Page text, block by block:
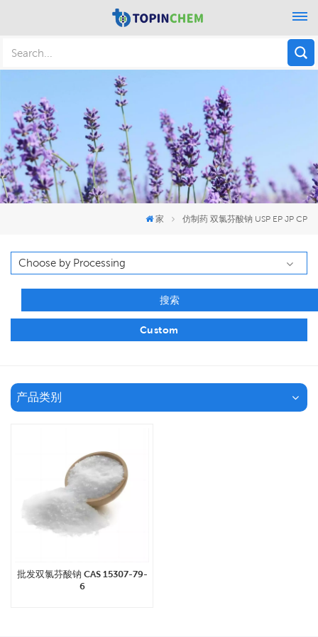
家 仿制药 双氯芬酸钠 USP EP JP CP
搜索
Custom
产品类别
批发双氯芬酸钠 CAS 15307-79-
6